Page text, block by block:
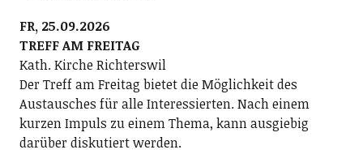
FR, 25.09.2026
TREFF AM FREITAG
Kath. Kirche Richterswil
Der Treff am Freitag bietet die Möglichkeit des
Austausches für alle Interessierten. Nach einem
kurzen Impuls zu einem Thema, kann ausgiebig
darüber diskutiert werden.